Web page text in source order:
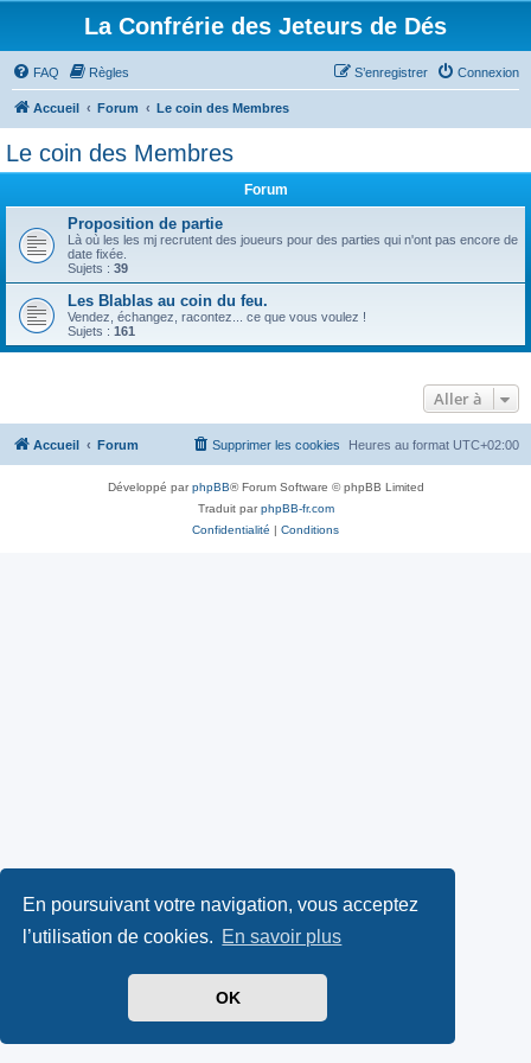
En poursuivant votre navigation, vous acceptez
l’utilisation de cookies. En savoir plus
OK
La Confrérie des Jeteurs de Dés
FAQ Règles Connexion
S’enregistrer
Accueil Forum Le coin des Membres
Le coin des Membres
Forum
Proposition de partie
Là où les les mj recrutent des joueurs pour des parties qui n'ont pas encore de
date fixée.
Sujets : 39
Les Blablas au coin du feu.
Vendez, échangez, racontez... ce que vous voulez !
Sujets : 161
Aller à
Accueil Forum Heures au format UTC+02:00
Supprimer les cookies
Développé parphpBB® Forum Software © phpBB Limited
Traduit parphpBB-fr.com
Confidentialité | Conditions